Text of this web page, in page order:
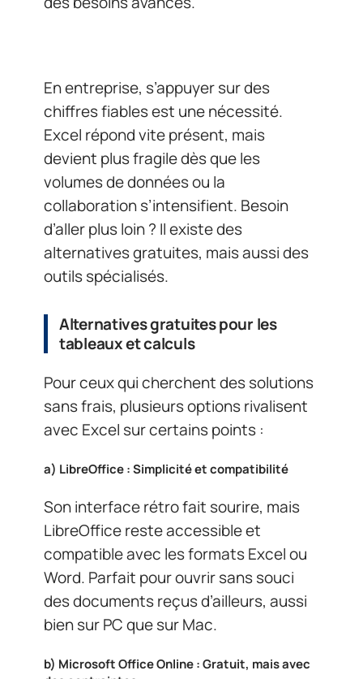
En entreprise, s’appuyer sur des
chiffres fiables est une nécessité.
Excel répond vite présent, mais
devient plus fragile dès que les
volumes de données ou la
collaboration s’intensifient. Besoin
d’aller plus loin ? Il existe des
alternatives gratuites, mais aussi des
outils spécialisés.
Alternatives gratuites pour les
tableaux et calculs
Pour ceux qui cherchent des solutions
sans frais, plusieurs options rivalisent
avec Excel sur certains points :
a) LibreOffice : Simplicité et compatibilité
Son interface rétro fait sourire, mais
LibreOffice reste accessible et
compatible avec les formats Excel ou
Word. Parfait pour ouvrir sans souci
des documents reçus d’ailleurs, aussi
bien sur PC que sur Mac.
b) Microsoft Office Online : Gratuit, mais avec